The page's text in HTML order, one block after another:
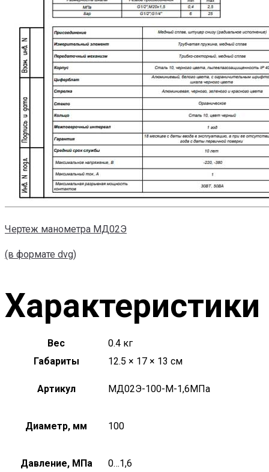
Чертеж манометра МД02Э
(в формате dvg)
Характеристики
Вес
0.4 кг
Габариты
12.5 × 17 × 13 см
Артикул МД02Э-100-М-1,6МПа
Диаметр, мм 100
Давление, МПа 0…1,6